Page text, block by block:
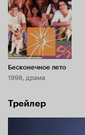
Бесконечное лето
1998, драма
Трейлер